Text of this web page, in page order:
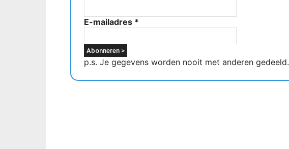
E-mailadres *
p.s. Je gegevens worden nooit met anderen gedeeld.